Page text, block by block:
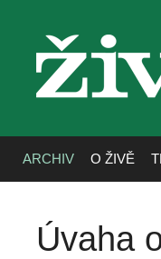
živa
ARCHIV O ŽIVĚ
Úvaha